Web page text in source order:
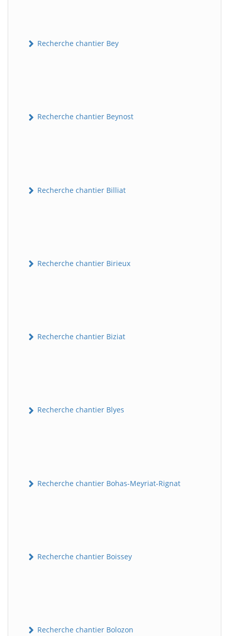
Recherche chantier Bey
Recherche chantier Beynost
Recherche chantier Billiat
Recherche chantier Birieux
Recherche chantier Biziat
Recherche chantier Blyes
Recherche chantier Bohas-Meyriat-Rignat
Recherche chantier Boissey
Recherche chantier Bolozon